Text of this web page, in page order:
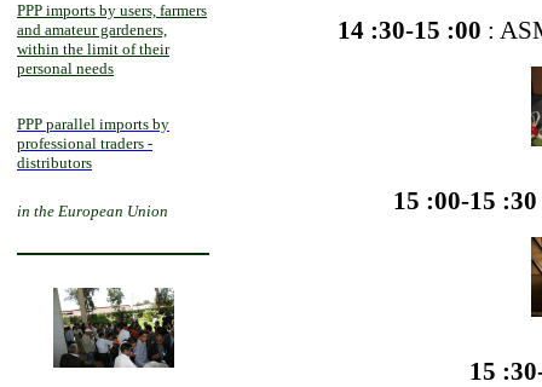
PPP imports by users, farmers
and amateur gardeners,
within the limit of their
personal needs
PPP parallel imports by
professional traders -
distributors
in the European Union
14 :30-15 :00 :
15 :00-15 :30
15